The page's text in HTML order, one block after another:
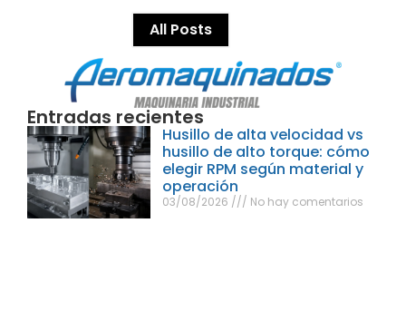
All Posts
Entradas recientes
Husillo de alta velocidad vs
husillo de alto torque: cómo
elegir RPM según material y
operación
03/08/2026 No hay comentarios